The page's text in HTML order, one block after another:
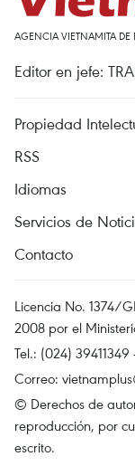
AGENCIA VIETNAMITA DE
Editor en jefe:
Propiedad
RSS
Idiomas
Servicios de
Contacto
Licencia No. 1374/
2008 por el
Tel.: (024)
Correo:
© Derechos de
reproducción, por
escrito.